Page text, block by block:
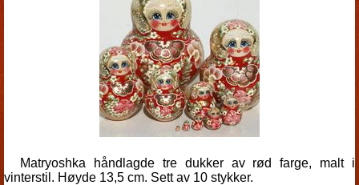
Matryoshka håndlagde tre dukker av rød farge, malt i
vinterstil. Høyde 13,5 cm. Sett av 10 stykker.